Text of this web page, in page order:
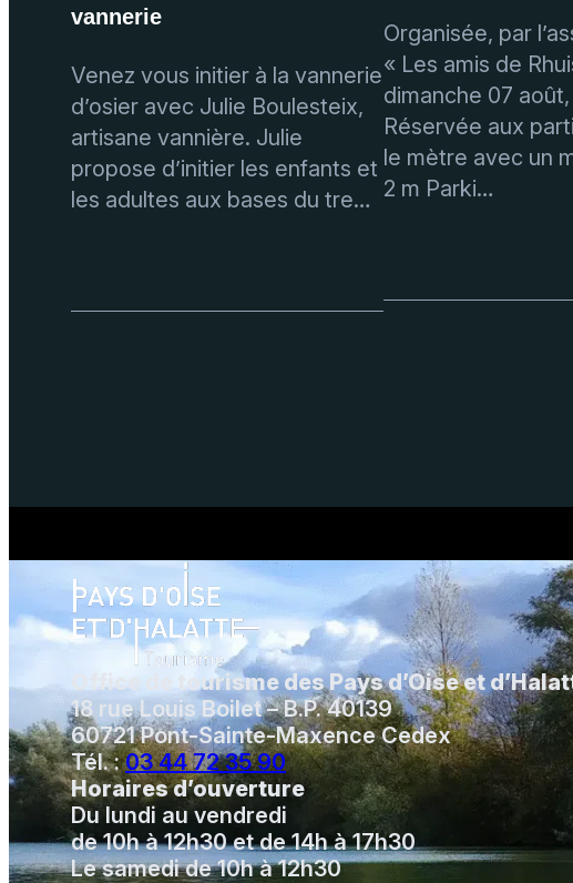
vannerie
Venez vous initier à la vannerie
d’osier avec Julie Boulesteix,
artisane vannière. Julie
propose d’initier les enfants et
les adultes aux bases du tre…
Organisée, par
« Les amis de
dimanche 07
Réservée aux
le mètre avec un
2 m Parki…
Office de tourisme des Pays d’Oise et
18 rue Louis Boilet – B.P. 40139
60721 Pont-Sainte-Maxence Cedex
Tél. :03 44 72 35 90
Horaires d’ouverture
Du lundi au vendredi
de 10h à 12h30 et de 14h à 17h30
Le samedi de 10h à 12h30